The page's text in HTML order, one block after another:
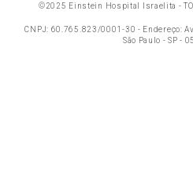
©2025 Einstein Hospital Israelita -
CNPJ: 60.765.823/0001-30 - Endereço:
São Paulo - SP -